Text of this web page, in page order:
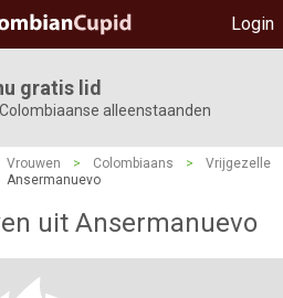
Login
gratis lid
alleenstaanden
Vrouwen > Colombiaans >
Vrijgezelle
Ansermanuevo
uit Ansermanuevo